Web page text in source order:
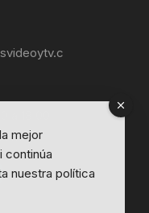
mejor
continúa
nuestra política